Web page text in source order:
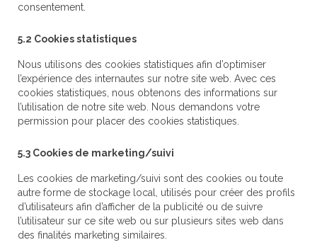
consentement.
5.2 Cookies statistiques
Nous utilisons des cookies statistiques afin d’optimiser
l’expérience des internautes sur notre site web. Avec ces
cookies statistiques, nous obtenons des informations sur
l’utilisation de notre site web. Nous demandons votre
permission pour placer des cookies statistiques.
5.3 Cookies de marketing/suivi
Les cookies de marketing/suivi sont des cookies ou toute
autre forme de stockage local, utilisés pour créer des profils
d’utilisateurs afin d’afficher de la publicité ou de suivre
l’utilisateur sur ce site web ou sur plusieurs sites web dans
des finalités marketing similaires.